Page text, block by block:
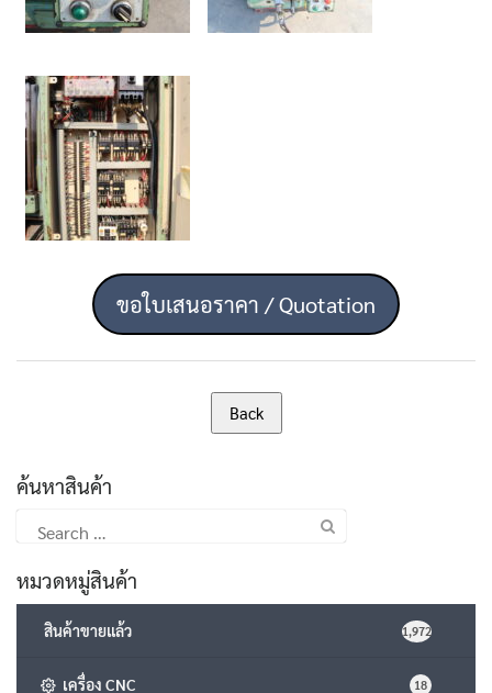
ขอใบเสนอราคา / Quotation
ค้นหาสินค้า
for:
หมวดหมู่สินค้า
สินค้าขายแล้ว 1,972
เครื่อง CNC 18